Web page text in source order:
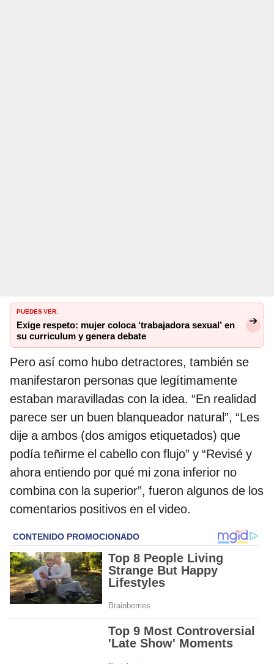
PUEDES VER:
Exige respeto: mujer coloca ‘trabajadora sexual’ en
su curriculum y genera debate
Pero así como hubo detractores, también se
manifestaron personas que legítimamente
estaban maravilladas con la idea. “En realidad
parece ser un buen blanqueador natural”, “Les
dije a ambos (dos amigos etiquetados) que
podía teñirme el cabello con flujo” y “Revisé y
ahora entiendo por qué mi zona inferior no
combina con la superior”, fueron algunos de los
comentarios positivos en el video.